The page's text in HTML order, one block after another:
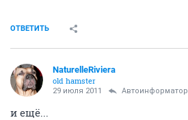
ОТВЕТИТЬ
NaturelleRiviera
old hamster
29 июля 2011 Автоинформатор
и ещё...